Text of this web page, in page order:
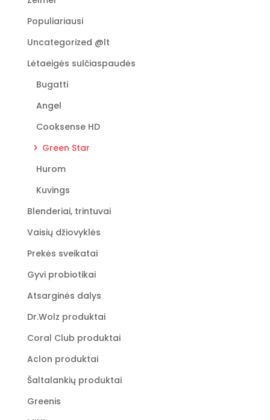
may
be
on
the
page
Populiariausi
Uncategorized @lt
Lėtaeigės sulčiaspaudės
Bugatti
Angel
Cooksense HD
Green Star
Hurom
Kuvings
Blenderiai, trintuvai
Vaisių džiovyklės
Prekės sveikatai
Gyvi probiotikai
Atsarginės dalys
Dr.Wolz produktai
Coral Club produktai
Aclon produktai
Šaltalankių produktai
Greenis